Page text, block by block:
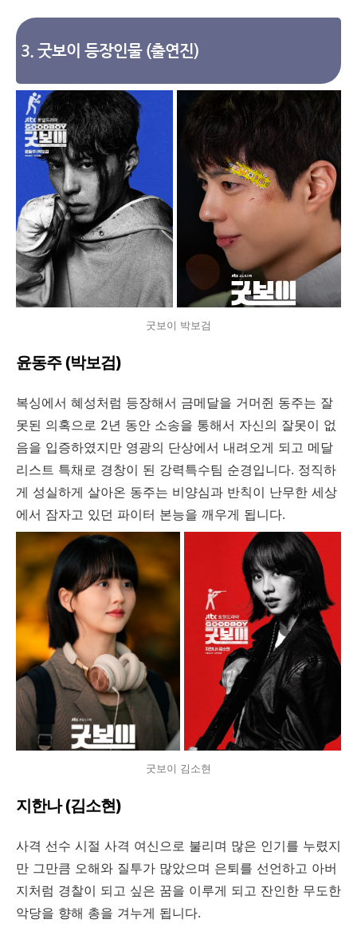
3. 굿보이 등장인물 (출연진)
굿보이 박보검
윤동주 (박보검)
복싱에서 혜성처럼 등장해서 금메달을 거머쥔 동주는 잘
못된 의혹으로 2년 동안 소송을 통해서 자신의 잘못이 없
음을 입증하였지만 영광의 단상에서 내려오게 되고 메달
리스트 특채로 경창이 된 강력특수팀 순경입니다. 정직하
게 성실하게 살아온 동주는 비양심과 반칙이 난무한 세상
에서 잠자고 있던 파이터 본능을 깨우게 됩니다.
굿보이 김소현
지한나 (김소현)
사격 선수 시절 사격 여신으로 불리며 많은 인기를 누렸지
만 그만큼 오해와 질투가 많았으며 은퇴를 선언하고 아버
지처럼 경찰이 되고 싶은 꿈을 이루게 되고 잔인한 무도한
악당을 향해 총을 겨누게 됩니다.